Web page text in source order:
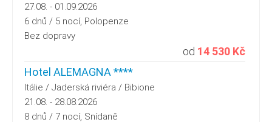
27.08. - 01.09.2026
6 dnů / 5 nocí, Polopenze
Bez dopravy
od 14 530 Kč
Hotel ALEMAGNA ****
Itálie / Jaderská riviéra / Bibione
21.08. - 28.08.2026
8 dnů / 7 nocí, Snídaně